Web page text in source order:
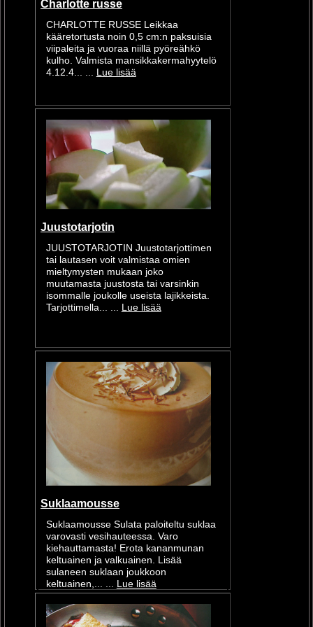
Charlotte russe
CHARLOTTE RUSSE Leikkaa
kääretortusta noin 0,5 cm:n paksuisia
viipaleita ja vuoraa niillä pyöreähkö
kulho. Valmista mansikkakermahyytelö
4.12.4... ... Lue lisää
Juustotarjotin
JUUSTOTARJOTIN Juustotarjottimen
tai lautasen voit valmistaa omien
mieltymysten mukaan joko
muutamasta juustosta tai varsinkin
isommalle joukolle useista lajikkeista.
Tarjottimella... ... Lue lisää
Suklaamousse
Suklaamousse Sulata paloiteltu suklaa
varovasti vesihauteessa. Varo
kiehauttamasta! Erota kananmunan
keltuainen ja valkuainen. Lisää
sulaneen suklaan joukkoon
keltuainen,... ... Lue lisää